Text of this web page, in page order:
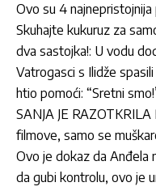
Ovo su 4
Skuhajte kukuruz za
dva sastojka!: U vodu
Vatrogasci s Ilidže
htio pomoći: “Sretni
SANJA JE
filmove, samo se
Ovo je dokaz da Anđela
da gubi kontrolu, ovo je